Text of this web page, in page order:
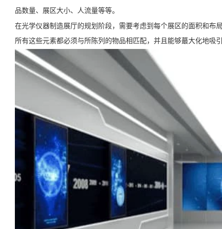
品数量、展区大小、人流量等等。
在光学仪器制造展厅的规划阶段，需要考虑到每个展区的面积和
所有这些元素都必须与所陈列的物品相匹配，并且能够蕞大化地吸